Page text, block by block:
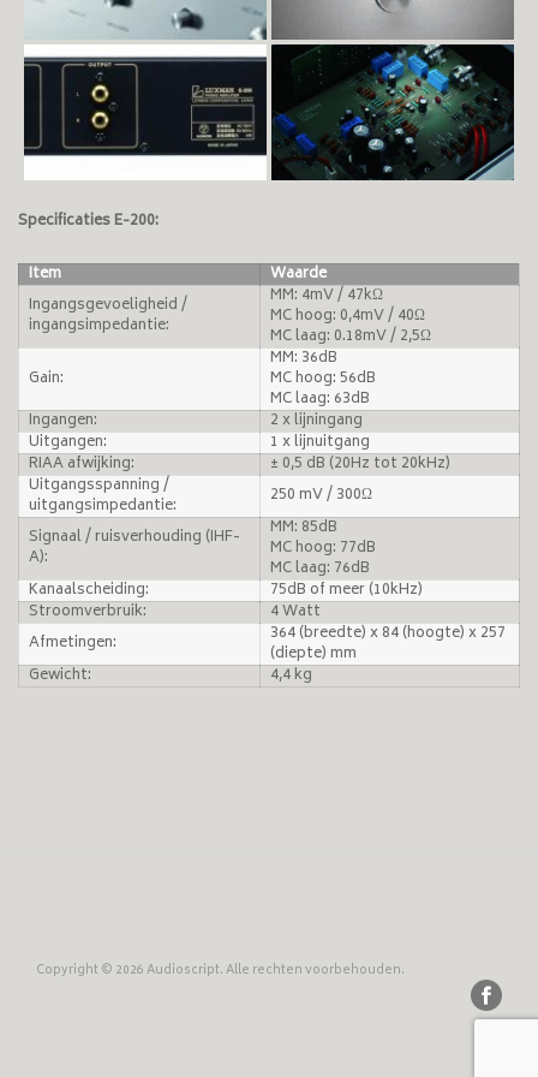
Specificaties E-200:
Item
Waarde
Ingangsgevoeligheid /
ingangsimpedantie:
MM: 4mV / 47kΩ
MC hoog: 0,4mV / 40Ω
MC laag: 0.18mV / 2,5Ω
Gain:
MM: 36dB
MC hoog: 56dB
MC laag: 63dB
Ingangen:
2 x lijningang
Uitgangen:
1 x lijnuitgang
RIAA afwijking:
± 0,5 dB (20Hz tot 20kHz)
Uitgangsspanning /
uitgangsimpedantie:
250 mV / 300Ω
Signaal / ruisverhouding (IHF-
A):
MM: 85dB
MC hoog: 77dB
MC laag: 76dB
Kanaalscheiding:
75dB of meer (10kHz)
Stroomverbruik:
4 Watt
Afmetingen:
364 (breedte) x 84 (hoogte) x 257
(diepte) mm
Gewicht:
4,4 kg
Copyright © 2026 Audioscript. Alle rechten voorbehouden.